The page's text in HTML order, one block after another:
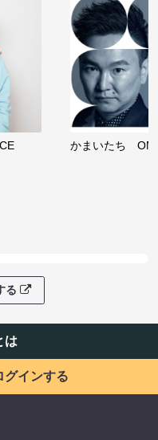
かまいたち
る
は
グインする